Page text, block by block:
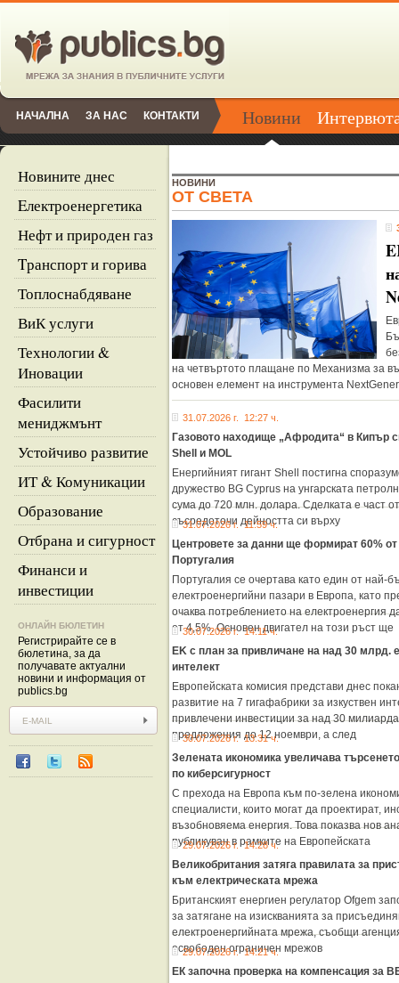
НАЧАЛНА ЗА НАС КОНТАКТИ Новини
Новините днес
Eлектроенергетика
Нефт и природен газ
Tранспорт и горива
Топлоснабдяване
ВиК услуги
Технологии &
Иновации
Фасилити
мениджмънт
Устойчиво развитие
ИТ & Комуникации
Образование
Отбрана и сигурност
Финанси и
инвестиции
ОНЛАЙН БЮЛЕТИН
Регистрирайте се в
бюлетина, за да
получавате актуални
новини и информация от
publics.bg
НОВИНИ
ОТ СВЕТА
на четвъртото плащане по Механизма за
основен елемент на инструмента
31.07.2026 г. 12:27 ч.
Газовото находище „Афродита“ в Кипър
Shell и MOL
Енергийният гигант Shell постигна
дружество BG Cyprus на унгарската
сума до 720 млн. долара. Сделката е част
съсредоточи дейността си върху
31.07.2026 г. 11:59 ч.
Центровете за данни ще формират 60%
Португалия
Португалия се очертава като един от най-
електроенергийни пазари в Европа, като
очаква потреблението на електроенергия
от 4,5%. Основен двигател на този ръст ще
30.07.2026 г. 14:11 ч.
EK с план за привличане на над 30 млрд.
интелект
Европейската комисия представи днес
развитие на 7 гигафабрики за изкуствен
привлечени инвестиции за над 30
предложения до 12 ноември, а след
30.07.2026 г. 13:31 ч.
Зелената икономика увеличава
по киберсигурност
С прехода на Европа към по-зелена
специалисти, които могат да проектират,
възобновяема енергия. Това показва нов
публикуван в рамките на Европейската
29.07.2026 г. 14:28 ч.
Великобритания затяга правилата за
към електрическата мрежа
Британският енергиен регулатор Ofgem
за затягане на изискванията за
електроенергийната мрежа, съобщи
освободен ограничен мрежов
29.07.2026 г. 14:21 ч.
ЕК започна проверка на компенсация за